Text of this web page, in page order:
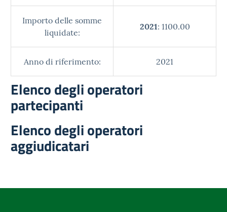
Importo delle somme
liquidate:
2021: 1100.00
Anno di riferimento: 2021
Elenco degli operatori
partecipanti
Elenco degli operatori
aggiudicatari